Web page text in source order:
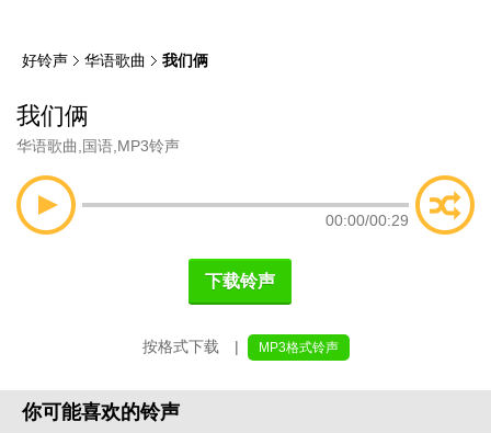
好铃声 华语歌曲 我们俩
我们俩
华语歌曲 国语 MP3铃声
00:00/00:29
下载铃声
按格式下载 | MP3格式铃声
你可能喜欢的铃声